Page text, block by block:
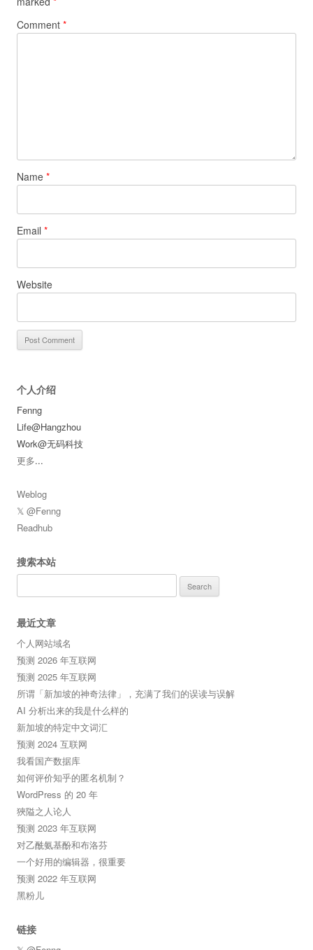
Comment *
Name *
Email *
Website
个人介绍
Fenng
Life@Hangzhou
Work@无码科技
更多...
Weblog
𝕏 @Fenng
Readhub
搜索本站
for:
最近文章
个人网站域名
预测 2026 年互联网
预测 2025 年互联网
所谓「新加坡的神奇法律」，充满了我们的误读与误解
AI 分析出来的我是什么样的
新加坡的特定中文词汇
预测 2024 互联网
我看国产数据库
如何评价知乎的匿名机制？
WordPress 的 20 年
狹隘之人论人
预测 2023 年互联网
对乙酰氨基酚和布洛芬
一个好用的编辑器，很重要
预测 2022 年互联网
黑粉儿
链接